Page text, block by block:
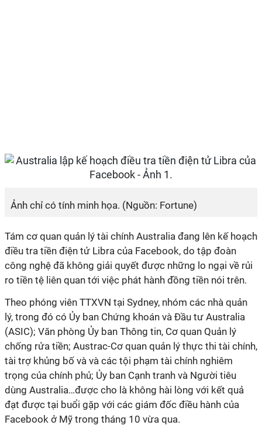
Ảnh chỉ có tính minh họa. (Nguồn: Fortune)
Tám cơ quan quản lý tài chính Australia đang lên kế hoạch
điều tra tiền điện tử Libra của Facebook, do tập đoàn
công nghệ đã không giải quyết được những lo ngại về rủi
ro tiền tệ liên quan tới việc phát hành đồng tiền nói trên.
Theo phóng viên TTXVN tại Sydney, nhóm các nhà quản
lý, trong đó có Ủy ban Chứng khoán và Đầu tư Australia
(ASIC); Văn phòng Ủy ban Thông tin, Cơ quan Quản lý
chống rửa tiền; Austrac-Cơ quan quản lý thực thi tài chính,
tài trợ khủng bố và và các tội phạm tài chính nghiêm
trọng của chính phủ; Ủy ban Cạnh tranh và Người tiêu
dùng Australia…được cho là không hài lòng với kết quả
đạt được tại buổi gặp với các giám đốc điều hành của
Facebook ở Mỹ trong tháng 10 vừa qua.